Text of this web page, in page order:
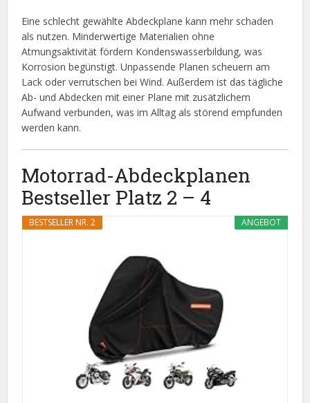
Eine schlecht gewählte Abdeckplane kann mehr schaden
als nutzen. Minderwertige Materialien ohne
Atmungsaktivität fördern Kondenswasserbildung, was
Korrosion begünstigt. Unpassende Planen scheuern am
Lack oder verrutschen bei Wind. Außerdem ist das tägliche
Ab- und Abdecken mit einer Plane mit zusätzlichem
Aufwand verbunden, was im Alltag als störend empfunden
werden kann.
Motorrad-Abdeckplanen
Bestseller Platz 2 – 4
ANGEBOT
BESTSELLER NR. 2